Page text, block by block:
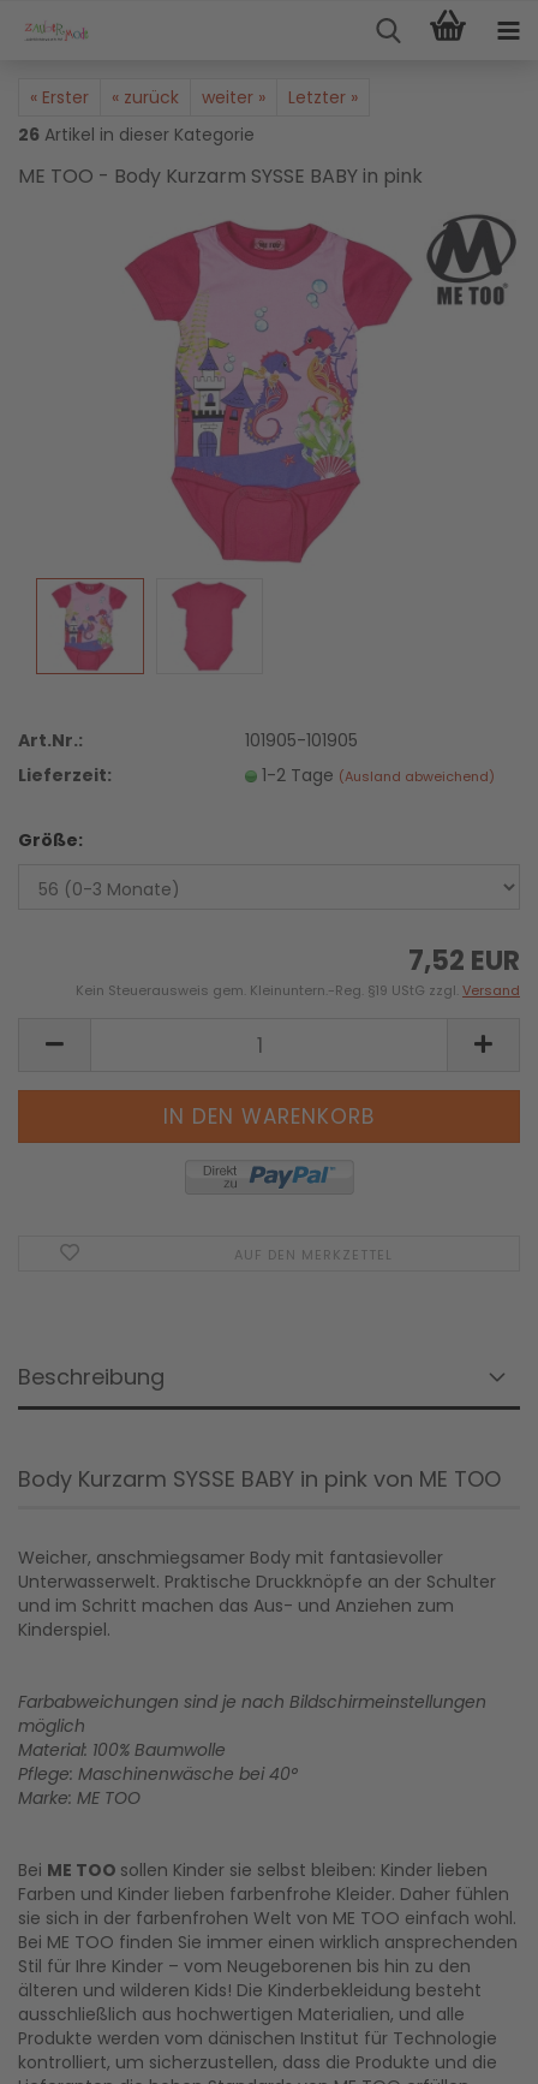
« Erster « zurück weiter »
Letzter »
26 Artikel in dieser Kategorie
ME TOO - Body Kurzarm SYSSE BABY in pink
Art.Nr.:
101905-101905
Lieferzeit:
1-2 Tage (Ausland abweichend)
Größe:
7,52 EUR
Kein Steuerausweis gem. Kleinuntern.-Reg. §19 UStG zzgl. Versand
AUF DEN MERKZETTEL
Beschreibung
Body Kurzarm SYSSE BABY in pink von ME TOO
Weicher, anschmiegsamer Body mit fantasievoller
Unterwasserwelt. Praktische Druckknöpfe an der Schulter
und im Schritt machen das Aus- und Anziehen zum
Kinderspiel.
Farbabweichungen sind je nach Bildschirmeinstellungen
möglich
Material: 100% Baumwolle
Pflege: Maschinenwäsche bei 40°
Marke: ME TOO
Bei ME TOO sollen Kinder sie selbst bleiben: Kinder lieben
Farben und Kinder lieben farbenfrohe Kleider. Daher fühlen
sie sich in der farbenfrohen Welt von ME TOO einfach wohl.
Bei ME TOO finden Sie immer einen wirklich ansprechenden
Stil für Ihre Kinder – vom Neugeborenen bis hin zu den
älteren und wilderen Kids! Die Kinderbekleidung besteht
ausschließlich aus hochwertigen Materialien, und alle
Produkte werden vom dänischen Institut für Technologie
kontrolliert, um sicherzustellen, dass die Produkte und die